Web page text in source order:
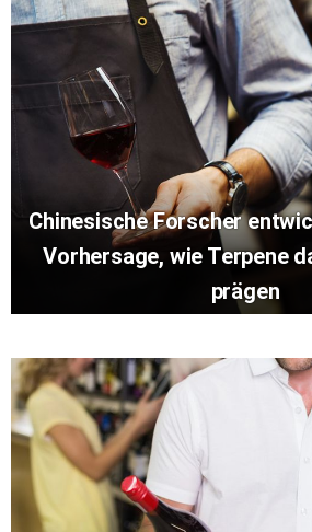
Chinesische Forscher
Vorhersage, wie Terpene
prägen